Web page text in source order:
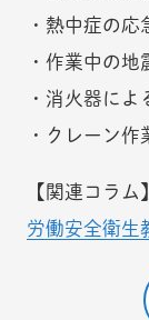
・熱中症の応
・作業中の
・消火器によ
・クレーン
【関連コラム】
労働安全衛生